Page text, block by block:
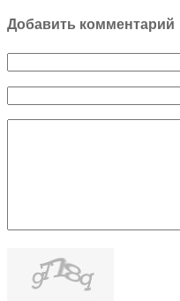
Добавить комментарий